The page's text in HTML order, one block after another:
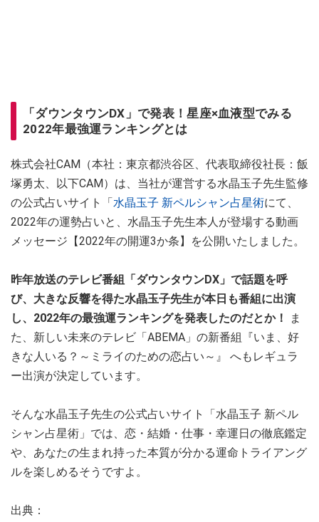
「ダウンタウンDX」で発表！星座×血液型でみる
2022年最強運ランキングとは
株式会社CAM（本社：東京都渋谷区、代表取締役社長：飯
塚勇太、以下CAM）は、当社が運営する水晶玉子先生監修
の公式占いサイト「水晶玉子 新ペルシャン占星術にて、
2022年の運勢占いと、水晶玉子先生本人が登場する動画
メッセージ【2022年の開運3か条】を公開いたしました。
昨年放送のテレビ番組「ダウンタウンDX」で話題を呼
び、大きな反響を得た水晶玉子先生が本日も番組に出演
し、2022年の最強運ランキングを発表したのだとか！
ま
た、新しい未来のテレビ「ABEMA」の新番組『いま、好
きな人いる？～ミライのための恋占い～』 へもレギュラ
ー出演が決定しています。
そんな水晶玉子先生の公式占いサイト「水晶玉子 新ペル
シャン占星術」では、恋・結婚・仕事・幸運日の徹底鑑定
や、あなたの生まれ持った本質が分かる運命トライアング
ルを楽しめるそうですよ。
出典：